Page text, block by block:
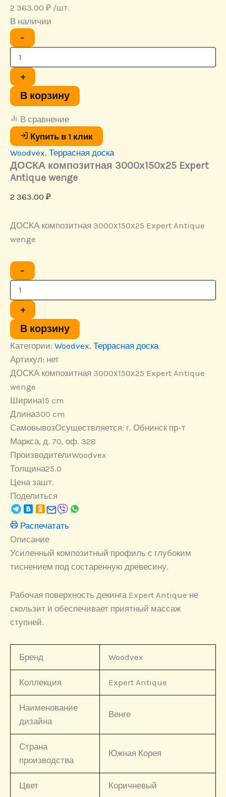
2 363.00 ₽ /шт.
В наличии
−
Количество
товара
3000х150х25
Expert
Antique
wenge
+
В корзину
В сравнение
Купить в 1 клик
Woodvex, Террасная доска
ДОСКА композитная 3000х150х25 Expert
Antique wenge
2 363.00 ₽
ДОСКА композитная 3000х150х25 Expert Antique
wenge
−
Количество
товара
3000х150х25
Expert
Antique
wenge
+
В корзину
Категории: Woodvex, Террасная доска
Артикул: нет
ДОСКА композитная 3000х150х25 Expert Antique
wenge
Ширина15 cm
Длина300 cm
СамовывозОсуществляется: г. Обнинск пр-т
Маркса, д. 70, оф. 328
ПроизводителиWoodvex
Толщина25.0
Цена зашт.
Поделиться
Распечатать
Описание
Усиленный композитный профиль с глубоким
тиснением под состаренную древесину.
Рабочая поверхность декинга Expert Antique не
скользит и обеспечивает приятный массаж
ступней.
Бренд Woodvex
Коллекция Expert Antique
Наименование
дизайна
Венге
Страна
производства
Южная Корея
Цвет Коричневый